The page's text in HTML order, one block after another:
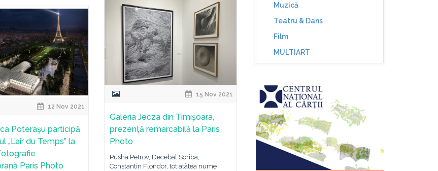
15 Nov 2021
Galeria Jecza din Timișoara,
prezență remarcabilă la Paris
Photo
Pusha Petrov, Decebal Scriba,
Constantin Flondor, tot atâtea nume
12 Nov 2021
Poteraşu participă
„L’air du Temps” la
Paris Photo
Muzică
Teatru & Dans
Film
MULTIART